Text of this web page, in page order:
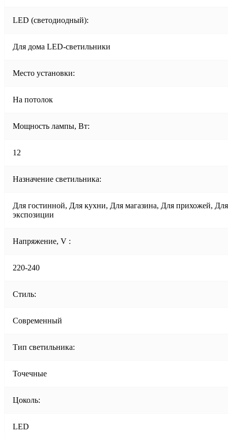
LED (светодиодный):
Для дома LED-светильники
Место установки:
На потолок
Мощность лампы, Вт:
12
Назначение светильника:
Для гостинной, Для кухни, Для магазина, Для прихожей, Для
экспозиции
Напряжение, V :
220-240
Стиль:
Современный
Тип светильника:
Точечные
Цоколь:
LED